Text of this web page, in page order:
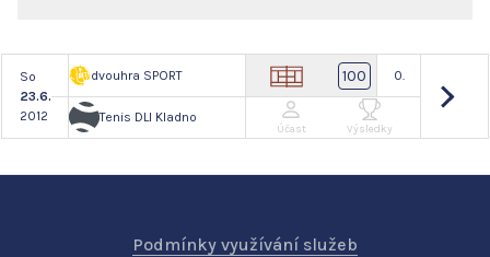
So
23.6.
2012
dvouhra SPORT
Tenis DLI Kladno
100 0.
Účast Výsledky
Podmínky využívání služeb